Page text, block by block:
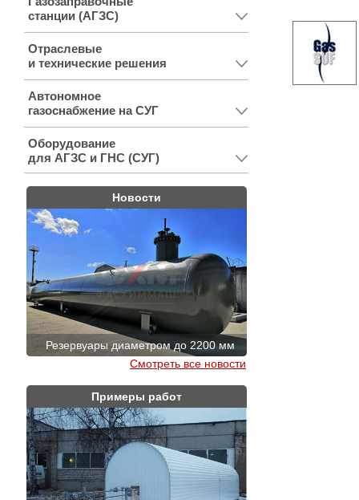
станции (АГЗС)
Отраслевые
и технические решения
Автономное
газоснабжение на СУГ
Оборудование
для АГЗС и ГНС (СУГ)
Новости
Резервуары диаметром до 2200 мм
Смотреть все новости
Примеры работ